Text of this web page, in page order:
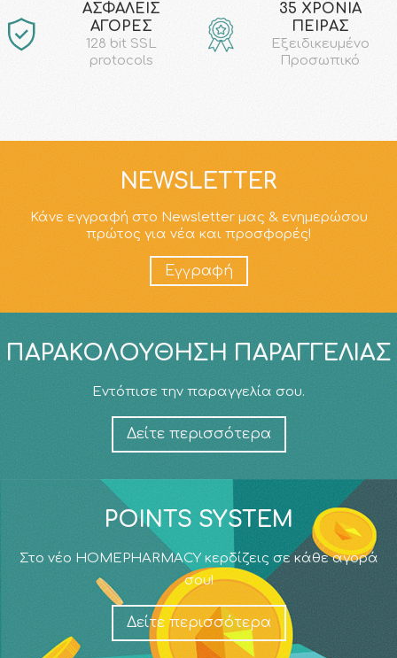
AΣΦΑΛΕΙΣ
ΑΓΟΡΕΣ
128 bit SSL
protocols
35 ΧΡΟΝΙΑ
ΠΕΙΡΑΣ
Εξειδικευμένο
Προσωπικό
NEWSLETTER
Κάνε εγγραφή στο Newsletter μας & ενημερώσου
πρώτος για νέα και προσφορές!
Εγγραφή
ΠΑΡΑΚΟΛΟΎΘΗΣΗ ΠΑΡΑΓΓΕΛΊΑΣ
Εντόπισε την παραγγελία σου.
Δείτε περισσότερα
POINTS SYSTEM
Στο νέο HOMEPHARMACY κερδίζεις σε κάθε αγορά
σου!
Δείτε περισσότερα